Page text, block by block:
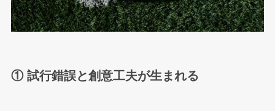
① 試行錯誤と創意工夫が生まれる